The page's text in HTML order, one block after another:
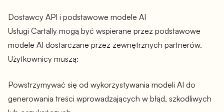
Dostawcy API i podstawowe modele AI
Usługi Cartally mogą być wspierane przez podstawowe
modele AI dostarczane przez zewnętrznych partnerów.
Użytkownicy muszą:
Powstrzymywać się od wykorzystywania modeli AI do
generowania treści wprowadzających w błąd, szkodliwych